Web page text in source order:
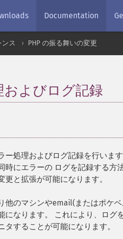
Documentation
ス PHP の振る舞いの変更
およびログ記録
ー処理およびログ記録を行いま
時にエラーの ログを記録する
更と拡張が可能になります。
他のマシンやemail(またはポケ
になります。 これにより、ログ
タすることが可能になります。